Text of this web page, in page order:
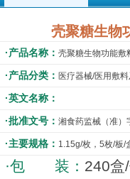
壳聚糖生物
·产品名称： 壳聚糖生物功能敷
·产品分类： 医疗器械/医用敷
·英文名称：
·批准文号： 湘食药监械（准）
·主要规格： 1.15g/枚，5枚/板/
·包 装： 240盒